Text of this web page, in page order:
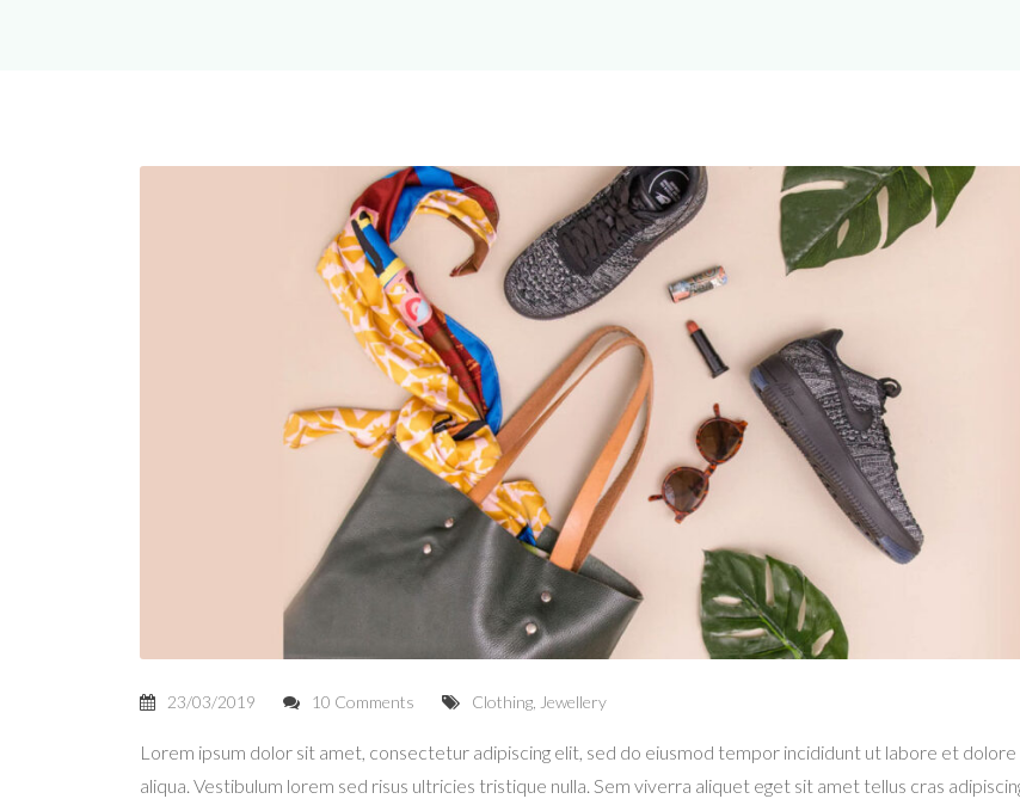
23/03/2019 10 Comments Clothing Jewellery
Lorem ipsum dolor sit amet, consectetur adipiscing elit, sed do eiusmod tempor incididunt ut labore et dolore
aliqua. Vestibulum lorem sed risus ultricies tristique nulla. Sem viverra aliquet eget sit amet tellus cras